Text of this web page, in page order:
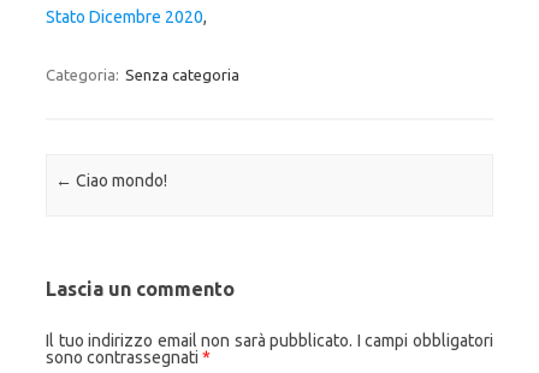
Stato Dicembre 2020,
Categoria: Senza categoria
Navigazione articolo
← Ciao mondo!
Lascia un commento
Il tuo indirizzo email non sarà pubblicato. I campi obbligatori
sono contrassegnati *